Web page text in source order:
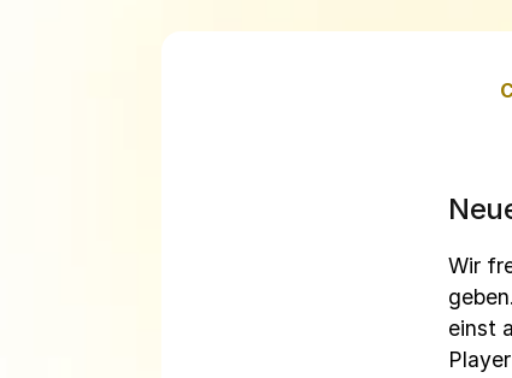
Wir
einst